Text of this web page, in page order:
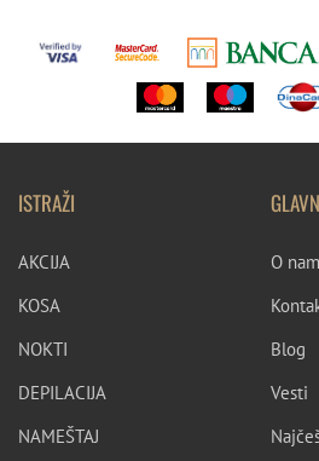
ISTRAŽI
AKCIJA
KOSA
NOKTI
DEPILACIJA
NAMEŠTAJ
O
Blog
Vesti